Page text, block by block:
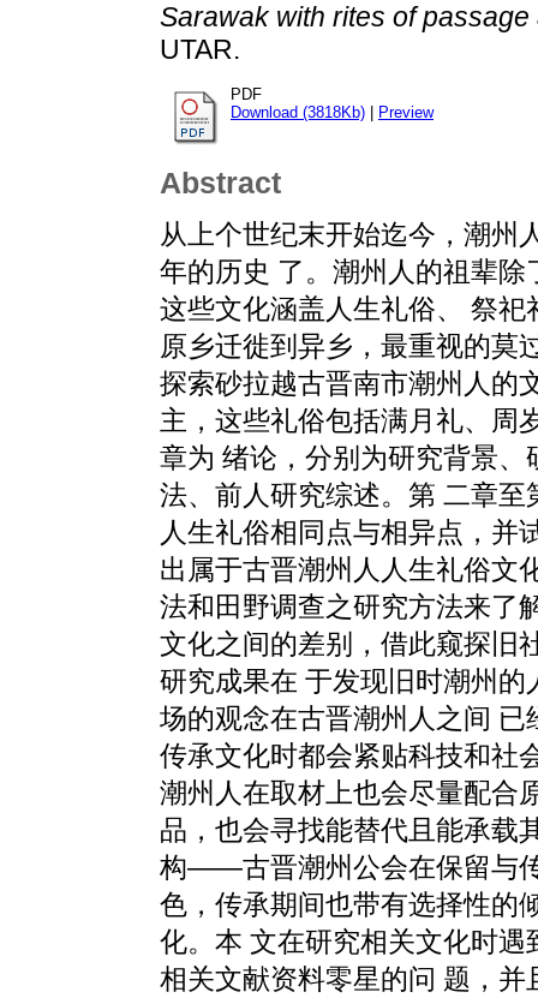
Sarawak with rites of
UTAR.
PDF
Download (3818Kb)
Preview
Abstract
从上个世纪末开始迄今，潮州
年的历史 了。潮州人的祖辈
这些文化涵盖人生礼俗、 祭
原乡迁徙到异乡，最重视的莫
探索砂拉越古晋南市潮州人的
主，这些礼俗包括满月礼、周
章为 绪论，分别为研究背景
法、前人研究综述。第 二章
人生礼俗相同点与相异点，并
出属于古晋潮州人人生礼俗文
法和田野调查之研究方法来了
文化之间的差别，借此窥探旧
研究成果在 于发现旧时潮州
场的观念在古晋潮州人之间
传承文化时都会紧贴科技和社
潮州人在取材上也会尽量配合
品，也会寻找能替代且能承载
构——古晋潮州公会在保留与
色，传承期间也带有选择性的
化。本 文在研究相关文化时
相关文献资料零星的问 题，